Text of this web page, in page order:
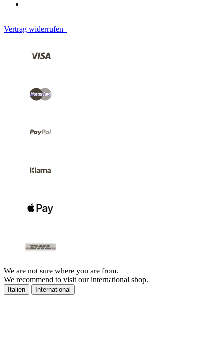
Vertrag widerrufen
We are not sure where you are from.
We recommend to visit our international shop.
Italien International